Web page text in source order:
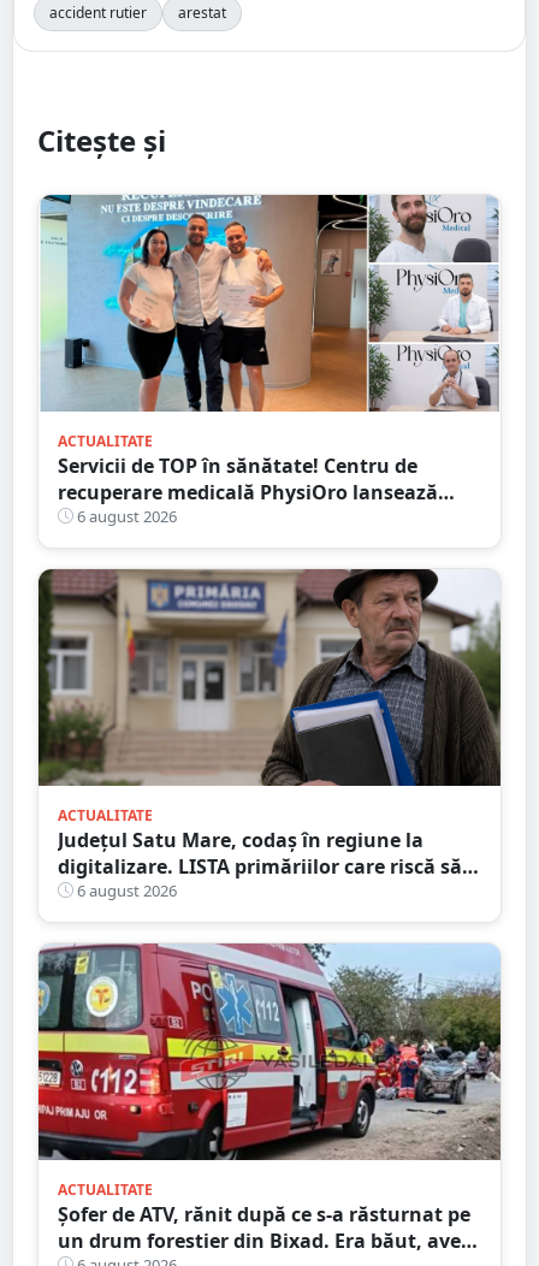
accident rutier arestat
Citește și
ACTUALITATE
Servicii de TOP în sănătate! Centru de
recuperare medicală PhysiOro lansează
Divizia medicală PhysiOro
6 august 2026
ACTUALITATE
Județul Satu Mare, codaș în regiune la
digitalizare. LISTA primăriilor care riscă să
piardă bani de la buget
6 august 2026
ACTUALITATE
Șofer de ATV, rănit după ce s-a răsturnat pe
un drum forestier din Bixad. Era băut, avea